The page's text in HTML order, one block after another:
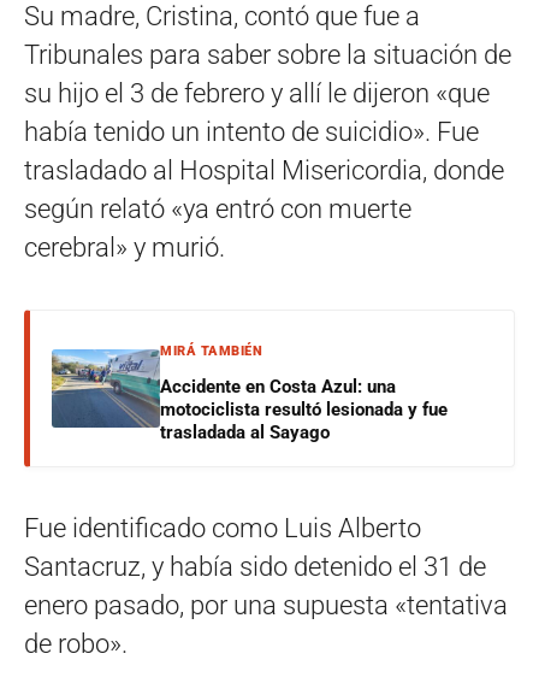
Su madre, Cristina, contó que fue a
Tribunales para saber sobre la situación de
su hijo el 3 de febrero y allí le dijeron «que
había tenido un intento de suicidio». Fue
trasladado al Hospital Misericordia, donde
según relató «ya entró con muerte
cerebral» y murió.
MIRÁ TAMBIÉN
Accidente en Costa Azul: una
motociclista resultó lesionada y fue
trasladada al Sayago
Fue identificado como Luis Alberto
Santacruz, y había sido detenido el 31 de
enero pasado, por una supuesta «tentativa
de robo».